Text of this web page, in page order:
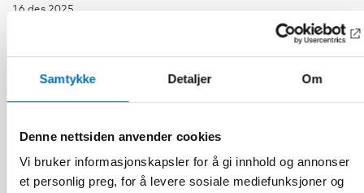
Samtykke Detaljer Om
Denne nettsiden anvender cookies
Vi bruker informasjonskapsler for å gi innhold og annonser
et personlig preg, for å levere sosiale mediefunksjoner og
16 des 2025